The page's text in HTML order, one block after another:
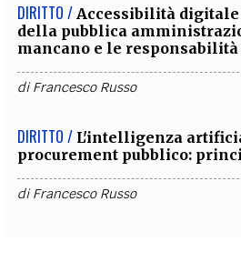
DIRITTO / Accessibilità
della pubblica
mancano e le
diFrancesco Russo
DIRITTO / L'intelligenza
procurement pubblico:
diFrancesco Russo